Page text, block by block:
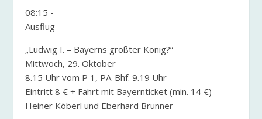
08:15 -
Ausflug
„Ludwig I. – Bayerns größter König?“
Mittwoch, 29. Oktober
8.15 Uhr vom P 1, PA-Bhf. 9.19 Uhr
Eintritt 8 € + Fahrt mit Bayernticket (min. 14 €)
Heiner Köberl und Eberhard Brunner